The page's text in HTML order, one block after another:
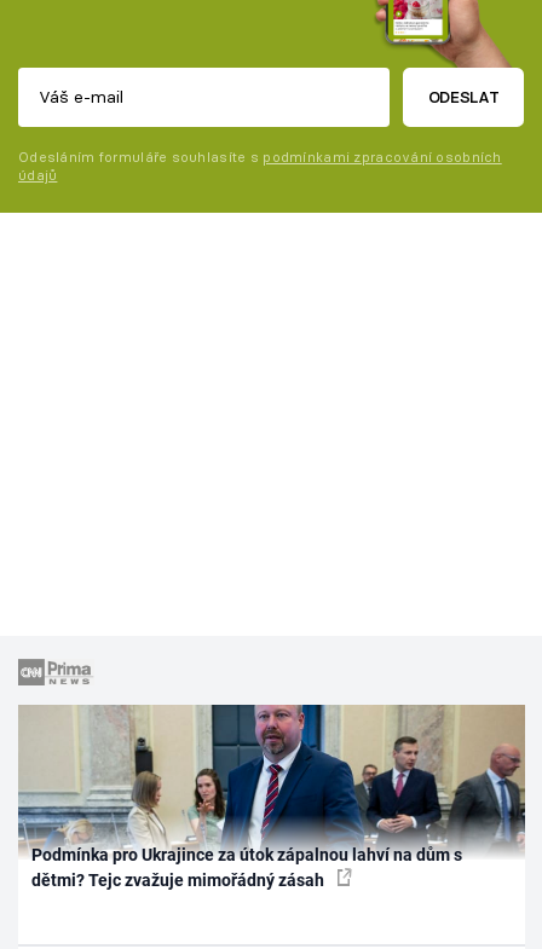
ODESLAT
Odesláním formuláře souhlasíte s podmínkami zpracování osobních
údajů
Podmínka pro Ukrajince za útok zápalnou lahví na dům s
dětmi? Tejc zvažuje mimořádný zásah